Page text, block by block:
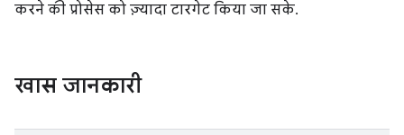
करने की प्रोसेस को ज़्यादा टारगेट किया जा सके.
खास जानकारी